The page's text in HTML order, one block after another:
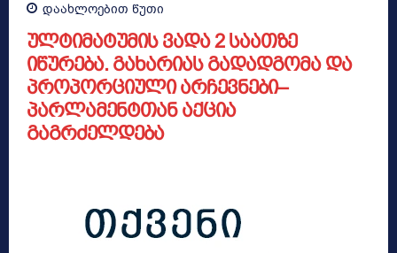
დაახლოებით წუთი
ულტიმატუმის ვადა 2 საათზე
იწურება. გახარიას გადადგომა და
პროპორციული არჩევნები–
პარლამენტთან აქცია
გაგრძელდება